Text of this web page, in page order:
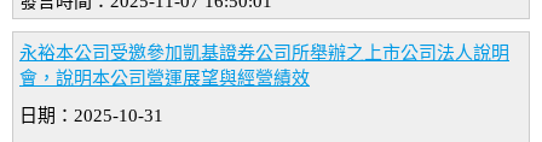
永裕本公司受邀參加凱基證券公司所舉辦之上市公司法人說明
會，說明本公司營運展望與經營績效
日期：2025-10-31